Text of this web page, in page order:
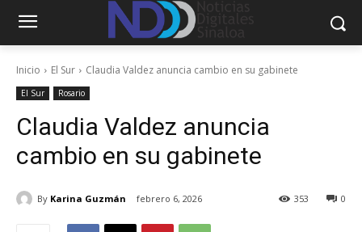
Inicio El Sur Claudia Valdez anuncia cambio en su gabinete
El Sur Rosario
Claudia Valdez anuncia
cambio en su gabinete
By Karina Guzmán febrero 6, 2026 0
353